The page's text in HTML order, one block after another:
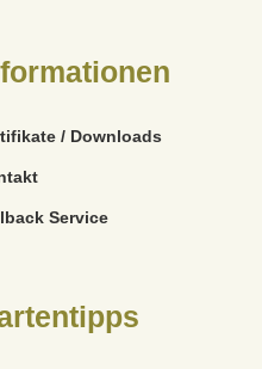
/ Downloads
Service